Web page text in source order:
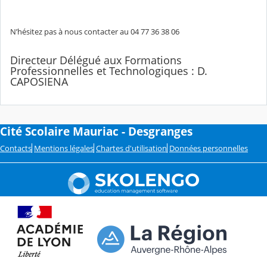
N’hésitez pas à nous contacter au 04 77 36 38 06
Directeur Délégué aux Formations
Professionnelles et Technologiques : D.
CAPOSIENA
Cité Scolaire Mauriac - Desgranges
Contacts Mentions légales Chartes d'utilisation Données personnelles